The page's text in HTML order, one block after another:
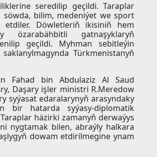
seredilip geçildi. Taraplar
söwda, bilim, medeniýet we sport
etdiler. Döwletleriň ikisiniň hem
gatnaşyklaryň
geçildi. Myhman sebitleýin
Türkmenistanyň
Fahad bin Abdulaziz Al Saud
Daşary işler ministri R.Meredow
syýasat edaralarynyň arasyndaky
bir hatarda syýasy-diplomatik
häzirki zamanyň derwaýys
nygtamak bilen, abraýly halkara
dowam etdirilmegine ynam